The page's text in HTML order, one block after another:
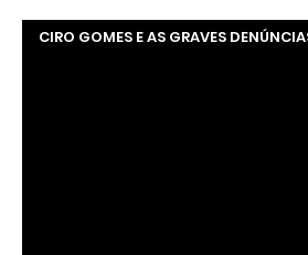
CIRO GOMES E AS GRAVES